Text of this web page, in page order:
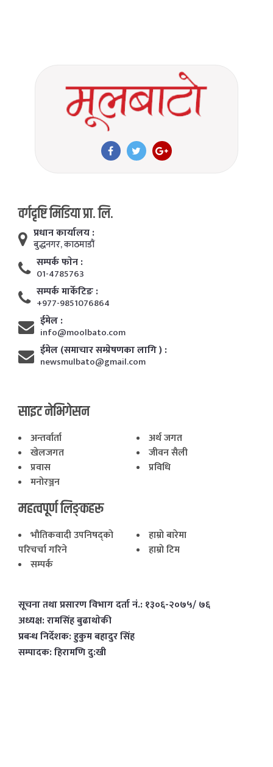
वर्गदृष्टि मिडिया प्रा. लि.
प्रधान कार्यालय :
बुद्धनगर, काठमाडाैं
सम्पर्क फाेन :
01-4785763
सम्पर्क मार्केटिङ :
+977-9851076864
ईमेल :
info@moolbato.com
ईमेल (समाचार सम्प्रेषणका लागि ) :
newsmulbato@gmail.com
साइट नेभिगेसन
अन्तर्वार्ता
अर्थ जगत
खेलजगत
जीवन सैली
प्रवास
प्रविधि
मनोरञ्जन
महत्वपूर्ण लिङ्कहरू
भाैतिकवादी उपनिषद्काे
परिचर्चा गरिने
हाम्राे बारेमा
हाम्राे टिम
सम्पर्क
सूचना तथा प्रसारण विभाग दर्ता नं.: १३०६-२०७५/ ७६
अध्यक्ष: रामसिंह बुढाथाेकी
प्रबन्ध निर्देशक: हुकुम बहादुर सिंह
सम्पादक: हिरामणि दु:खी